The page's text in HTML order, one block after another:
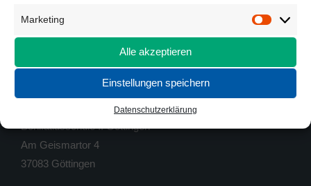
Marketing
Alle akzeptieren
Einstellungen speichern
Datenschutzerklärung
Bonifatiusschule II Göttingen
Am Geismartor 4
37083 Göttingen